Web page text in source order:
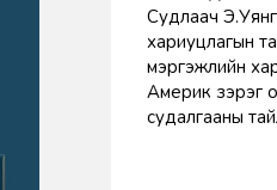
Судлаач
хариуцлагын
мэргэжлийн
Америк зэрэг
судалгааны